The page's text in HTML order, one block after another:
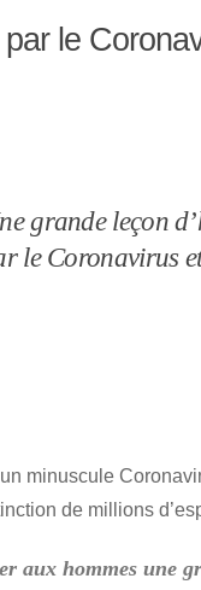
par le
grande leçon
le Coronavirus
minuscule
de millions
aux hommes une